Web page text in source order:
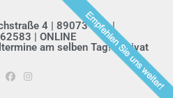
4 | 89073 Ulm |
|ONLINE
am selben Tag! - Privat